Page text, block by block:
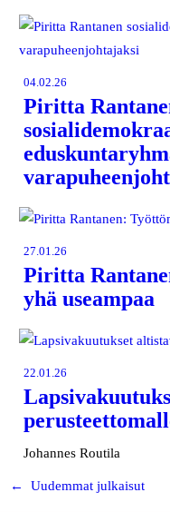
04.02.26
Piritta
27.01.26
Piritta
yhä useampaa
22.01.26
Johannes Routila
← Uudemmat julkaisut